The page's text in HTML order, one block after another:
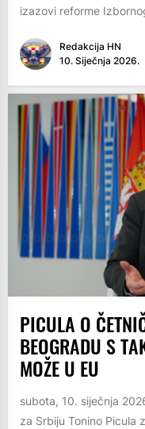
izazovi reforme
Redakcija HN
10. Siječnja 2026.
PICULA O
BEOGRADU S
MOŽE U EU
subota, 10. siječnja
za Srbiju Tonino Picula